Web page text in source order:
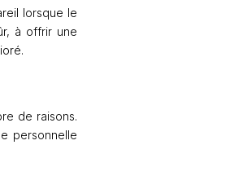
lorsque le
à offrir une
de raisons.
personnelle